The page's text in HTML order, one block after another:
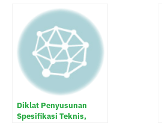
Diklat Penyusunan
Spesifikasi Teknis,